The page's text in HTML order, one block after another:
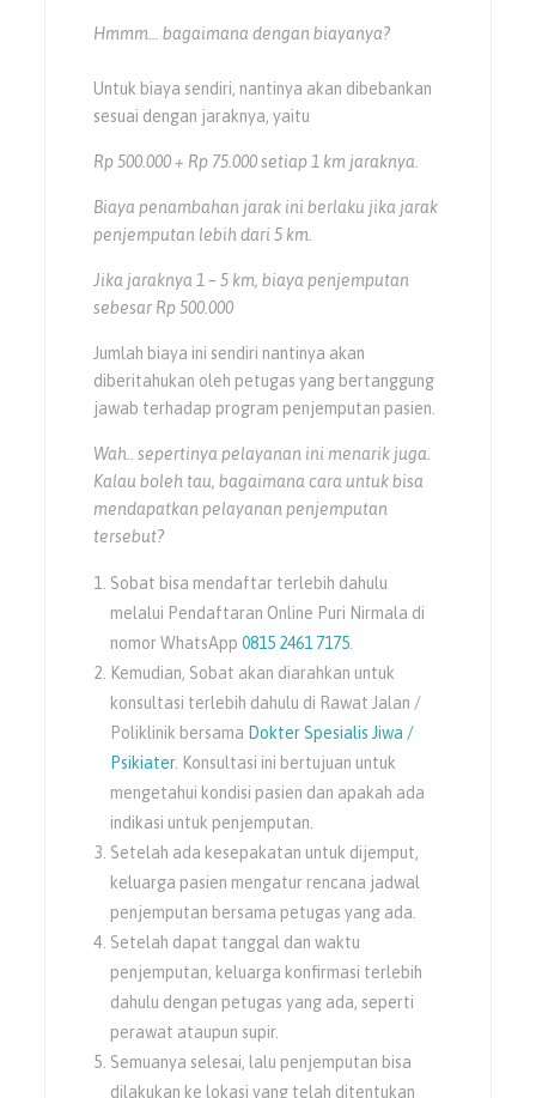
Hmmm… bagaimana dengan biayanya?
Untuk biaya sendiri, nantinya akan dibebankan
sesuai dengan jaraknya, yaitu
Rp 500.000 + Rp 75.000 setiap 1 km jaraknya.
Biaya penambahan jarak ini berlaku jika jarak
penjemputan lebih dari 5 km.
Jika jaraknya 1 – 5 km, biaya penjemputan
sebesar Rp 500.000
Jumlah biaya ini sendiri nantinya akan
diberitahukan oleh petugas yang bertanggung
jawab terhadap program penjemputan pasien.
Wah.. sepertinya pelayanan ini menarik juga.
Kalau boleh tau, bagaimana cara untuk bisa
mendapatkan pelayanan penjemputan
tersebut?
Sobat bisa mendaftar terlebih dahulu
melalui Pendaftaran Online Puri Nirmala di
nomor WhatsApp 0815 2461 7175
Kemudian, Sobat akan diarahkan untuk
konsultasi terlebih dahulu di Rawat Jalan /
Poliklinik bersama Dokter Spesialis Jiwa /
Psikiater. Konsultasi ini bertujuan untuk
mengetahui kondisi pasien dan apakah ada
indikasi untuk penjemputan.
Setelah ada kesepakatan untuk dijemput,
keluarga pasien mengatur rencana jadwal
penjemputan bersama petugas yang ada.
Setelah dapat tanggal dan waktu
penjemputan, keluarga konfirmasi terlebih
dahulu dengan petugas yang ada, seperti
perawat ataupun supir.
Semuanya selesai, lalu penjemputan bisa
dilakukan ke lokasi yang telah ditentukan